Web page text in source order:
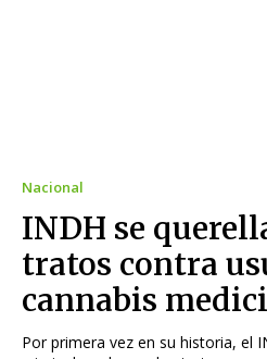
Nacional
INDH se
tratos contra
cannabis
Por primera vez en su historia, el